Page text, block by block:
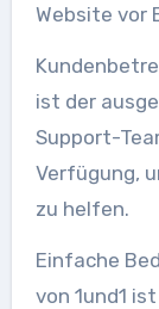
Website vor
ist der
Support-
Verfügung,
zu helfen.
Einfache
von 1und1